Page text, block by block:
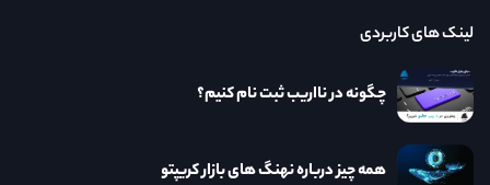
لینک های کاربردی
چگونه در نااریب ثبت نام کنیم؟
همه چیز درباره نهنگ های بازار کریپتو